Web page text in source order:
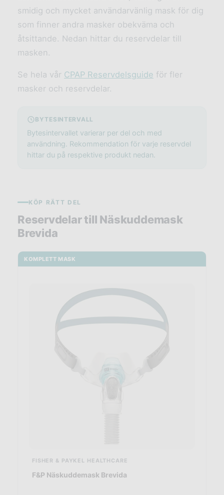
smidig och mycket användarvänlig mask för dig
som finner andra masker obekväma och
åtsittande. Nedan hittar du reservdelar till
masken.
Se hela vår CPAP Reservdelsguide för fler
masker och reservdelar.
BYTESINTERVALL
Bytesintervallet varierar per del och med
användning. Rekommendation för varje reservdel
hittar du på respektive produkt nedan.
KÖP RÄTT DEL
Reservdelar till Näskuddemask
Brevida
KOMPLETT MASK
FISHER & PAYKEL HEALTHCARE
F&P Näskuddemask Brevida